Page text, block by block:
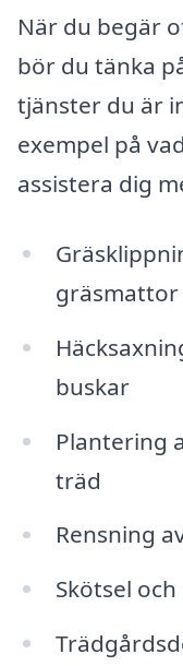
När du begär
bör du tänka
tjänster du är
exempel på
assistera dig
gräsmattor
buskar
Plantering
träd
Rensning
Skötsel